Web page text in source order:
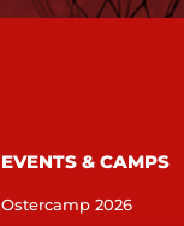
EVENTS & CAMPS
Ostercamp 2026